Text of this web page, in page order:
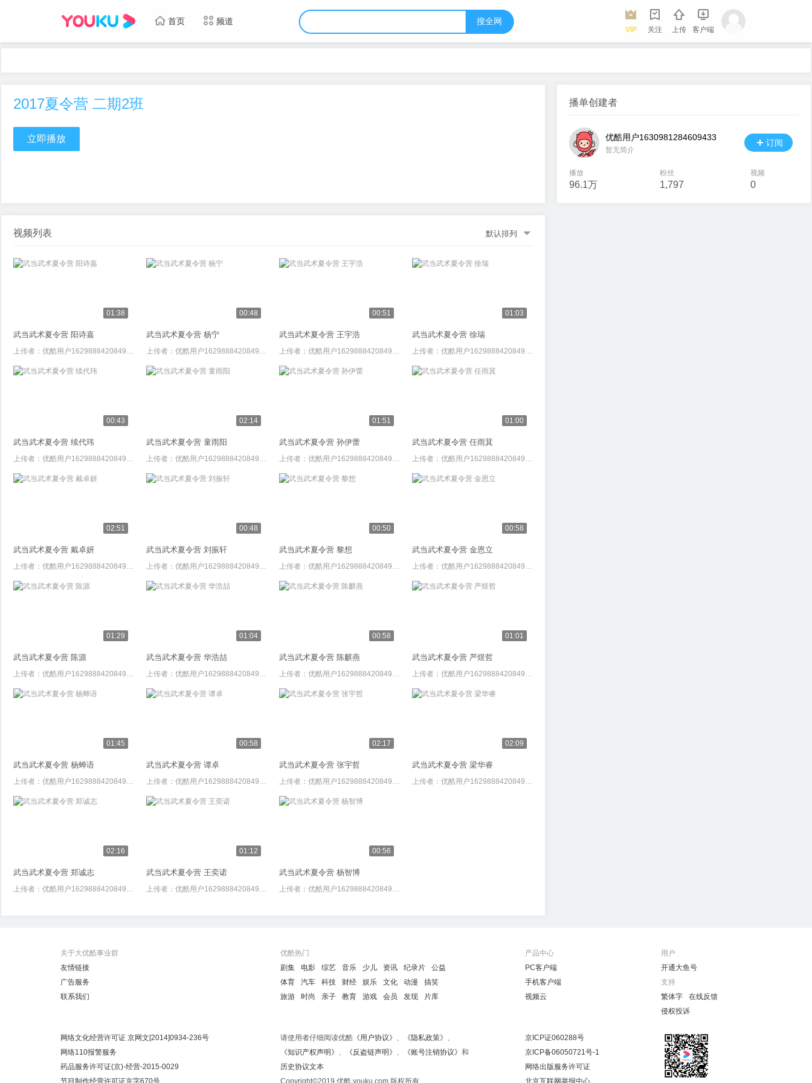
首页 频道 搜全网
VIP 关注 上传 客户端
2017夏令营 二期2班
立即播放
视频列表 默认排列
01:38
武当武术夏令营 阳诗嘉
上传者： 优酷用户1629888420849572
00:48
武当武术夏令营 杨宁
上传者： 优酷用户1629888420849572
00:51
武当武术夏令营 王宇浩
上传者： 优酷用户1629888420849572
01:03
武当武术夏令营 徐瑞
上传者： 优酷用户1629888420849572
00:43
武当武术夏令营 续代玮
上传者： 优酷用户1629888420849572
02:14
武当武术夏令营 童雨阳
上传者： 优酷用户1629888420849572
01:51
武当武术夏令营 孙伊蕾
上传者： 优酷用户1629888420849572
01:00
武当武术夏令营 任雨萁
上传者： 优酷用户1629888420849572
02:51
武当武术夏令营 戴卓妍
上传者： 优酷用户1629888420849572
00:48
武当武术夏令营 刘振轩
上传者： 优酷用户1629888420849572
00:50
武当武术夏令营 黎想
上传者： 优酷用户1629888420849572
00:58
武当武术夏令营 金恩立
上传者： 优酷用户1629888420849572
01:29
武当武术夏令营 陈源
上传者： 优酷用户1629888420849572
01:04
武当武术夏令营 华浩喆
上传者： 优酷用户1629888420849572
00:58
武当武术夏令营 陈麒燕
上传者： 优酷用户1629888420849572
01:01
武当武术夏令营 严煜哲
上传者： 优酷用户1629888420849572
01:45
武当武术夏令营 杨蝉语
上传者： 优酷用户1629888420849572
00:58
武当武术夏令营 谭卓
上传者： 优酷用户1629888420849572
02:17
武当武术夏令营 张宇哲
上传者： 优酷用户1629888420849572
02:09
武当武术夏令营 梁华睿
上传者： 优酷用户1629888420849572
02:16
武当武术夏令营 郑诚志
上传者： 优酷用户1629888420849572
01:12
武当武术夏令营 王奕诺
上传者： 优酷用户1629888420849572
00:56
武当武术夏令营 杨智博
上传者： 优酷用户1629888420849572
播单创建者
优酷用户1630981284609433
暂无简介
订阅
播放
96.1万
粉丝
1,797
视频
0
关于大优酷事业群
友情链接
广告服务
联系我们
优酷热门
剧集
电影 综艺 音乐 少儿 资讯 纪录片
公益
体育
汽车 科技 财经 娱乐 文化 动漫
搞笑
旅游
时尚 亲子 教育 游戏 会员 发现 片库
产品中心
PC客户端
手机客户端
视频云
用户
开通大鱼号
支持
繁体字
在线反馈
侵权投诉
网络文化经营许可证 京网文[2014]0934-236号
网络110报警服务
药品服务许可证(京)-经营-2015-0029
节目制作经营许可证京字670号
请使用者仔细阅读优酷《用户协议》 、 《隐私政策》 、
《知识产权声明》 、 《反盗链声明》 、 《账号注销协议》 和
历史协议文本
Copyright©2019 优酷 youku.com 版权所有
京ICP证060288号
京ICP备06050721号-1
网络出版服务许可证
北京互联网举报中心